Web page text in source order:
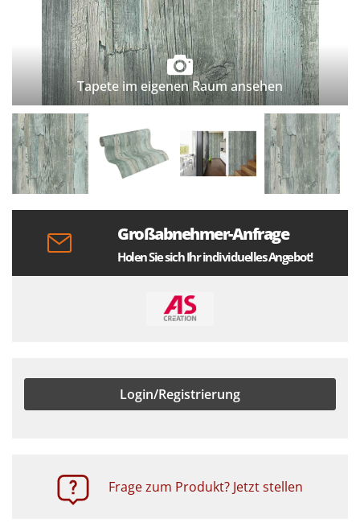
Tapete im eigenen Raum ansehen
Großabnehmer-Anfrage
Holen Sie sich Ihr individuelles Angebot!
Login/Registrierung
Frage zum Produkt? Jetzt stellen